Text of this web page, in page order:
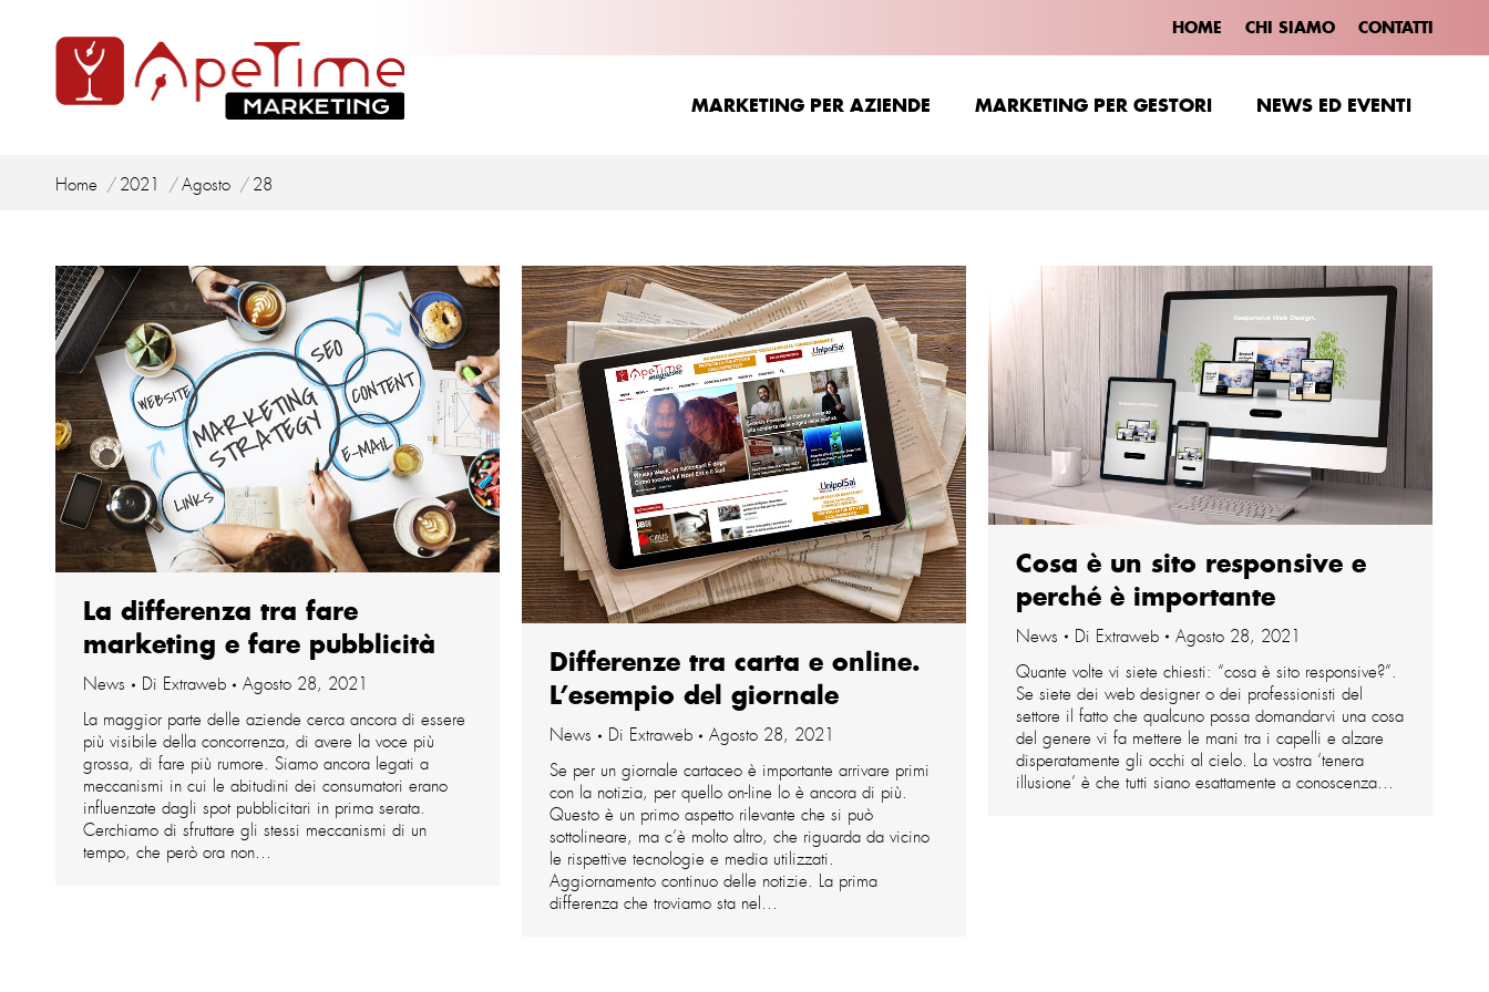
HOME CHI SIAMO CONTATTI
MARKETING PER AZIENDE MARKETING PER GESTORI NEWS ED EVENTI
Tu sei qui:
Home 2021 Agosto 28
La differenza tra fare
marketing e fare pubblicità
News Di Extraweb
Agosto 28, 2021
La maggior parte delle aziende cerca ancora di essere
più visibile della concorrenza, di avere la voce più
grossa, di fare più rumore. Siamo ancora legati a
meccanismi in cui le abitudini dei consumatori erano
influenzate dagli spot pubblicitari in prima serata.
Cerchiamo di sfruttare gli stessi meccanismi di un
tempo, che però ora non…
Differenze tra carta e online.
L’esempio del giornale
News Di Extraweb
Agosto 28, 2021
Se per un giornale cartaceo è importante arrivare primi
con la notizia, per quello on-line lo è ancora di più.
Questo è un primo aspetto rilevante che si può
sottolineare, ma c’è molto altro, che riguarda da vicino
le rispettive tecnologie e media utilizzati.
Aggiornamento continuo delle notizie. La prima
differenza che troviamo sta nel…
Cosa è un sito responsive e
perché è importante
News Di Extraweb
Agosto 28, 2021
Quante volte vi siete chiesti: “cosa è sito responsive?”.
Se siete dei web designer o dei professionisti del
settore il fatto che qualcuno possa domandarvi una cosa
del genere vi fa mettere le mani tra i capelli e alzare
disperatamente gli occhi al cielo. La vostra ‘tenera
illusione’ è che tutti siano esattamente a conoscenza…
MARKETING PER AZIENDE MARKETING PER GESTORI NEWS ED EVENTI